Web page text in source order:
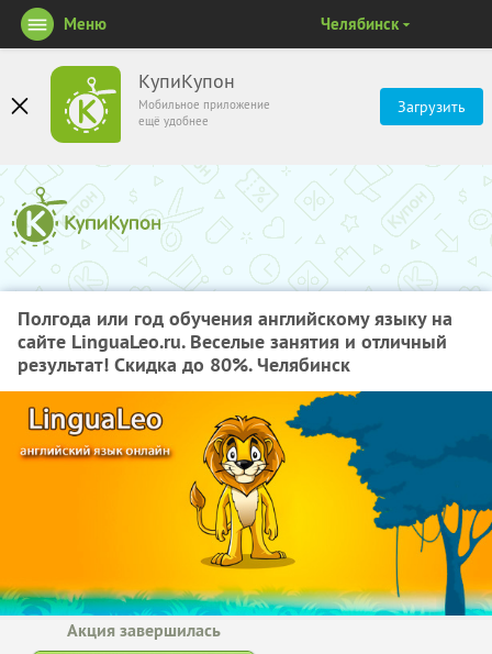
КупиКупон
Мобильное приложение
ещё удобнее
Загрузить
Меню Челябинск
Полгода или год обучения английскому языку на
сайте LinguaLeo.ru. Веселые занятия и отличный
результат! Скидка до 80%. Челябинск
Акция завершилась